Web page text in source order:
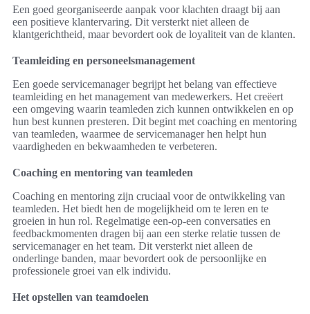
Een goed georganiseerde aanpak voor klachten draagt bij aan
een positieve klantervaring. Dit versterkt niet alleen de
klantgerichtheid, maar bevordert ook de loyaliteit van de klanten.
Teamleiding en personeelsmanagement
Een goede servicemanager begrijpt het belang van effectieve
teamleiding en het management van medewerkers. Het creëert
een omgeving waarin teamleden zich kunnen ontwikkelen en op
hun best kunnen presteren. Dit begint met coaching en mentoring
van teamleden, waarmee de servicemanager hen helpt hun
vaardigheden en bekwaamheden te verbeteren.
Coaching en mentoring van teamleden
Coaching en mentoring zijn cruciaal voor de ontwikkeling van
teamleden. Het biedt hen de mogelijkheid om te leren en te
groeien in hun rol. Regelmatige een-op-een conversaties en
feedbackmomenten dragen bij aan een sterke relatie tussen de
servicemanager en het team. Dit versterkt niet alleen de
onderlinge banden, maar bevordert ook de persoonlijke en
professionele groei van elk individu.
Het opstellen van teamdoelen